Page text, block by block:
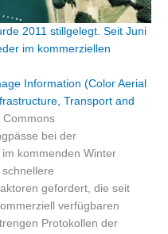
2011 stillgelegt. Seit Juni
im kommerziellen
Information (Color Aerial
Transport and
Commons
bei der
kommenden Winter
gefordert, die seit
verfügbaren
Protokollen der